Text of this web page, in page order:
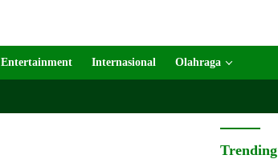
Entertainment Internasional Olahraga
Trending